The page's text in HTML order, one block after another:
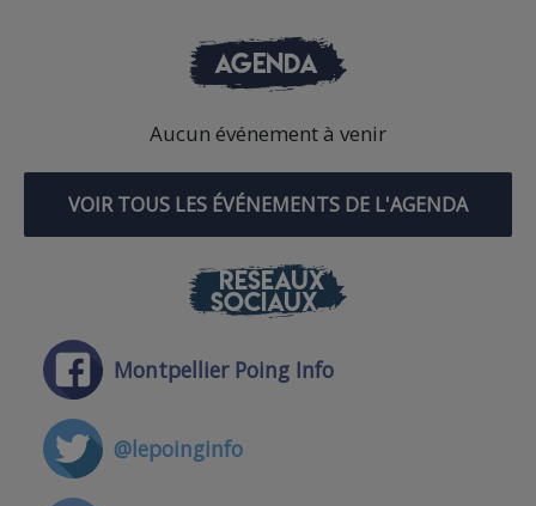
AGENDA
Aucun événement à venir
VOIR TOUS LES ÉVÉNEMENTS DE L'AGENDA
RÉSEAUX
SOCIAUX
Montpellier Poing Info
@lepoinginfo